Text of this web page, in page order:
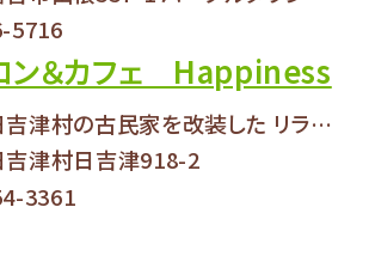
5716
ン＆カフェ Happiness
内容：鳥取県日吉津村の古民家を改装した リラク...
吉津村日吉津918-2
3361